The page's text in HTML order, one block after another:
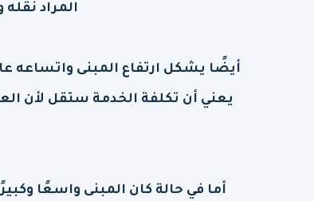
المراد
أيضًا يشكل ارتفاع المبنى واتساعه
يعني أن تكلفة الخدمة ستقل لأن
أما في حالة كان المبنى واسعًا